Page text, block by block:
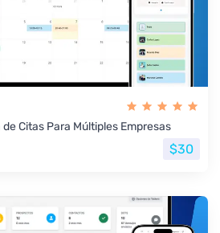
Citas Para Múltiples Empresas
$30